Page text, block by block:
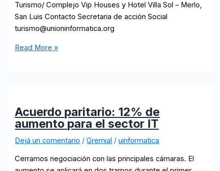
Turismo/ Complejo Vip Houses y Hotel Villa Sol – Merlo,
San Luis Contacto Secretaria de acción Social
turismo@unioninformatica.org
Complejo
Villa
Sol
Read More »
Acuerdo paritario: 12% de
aumento para el sector IT
Dejá un comentario /Gremial /uinformatica
Cerramos negociación con las principales cámaras. El